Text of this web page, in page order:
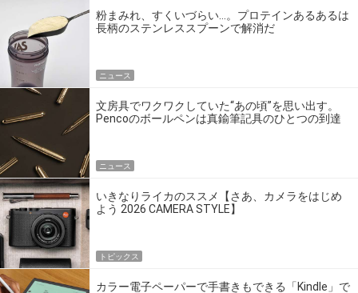
粉まみれ、すくいづらい…。プロテインあるあるは
長柄のステンレススプーンで解消だ
ニュース
文房具でワクワクしていた“あの頃”を思い出す。
Pencoのボールペンは真鍮筆記具のひとつの到達
ニュース
いきなりライカのススメ【さあ、カメラをはじめ
よう 2026 CAMERA STYLE】
トピックス
カラー電子ペーパーで手書きもできる「Kindle」で